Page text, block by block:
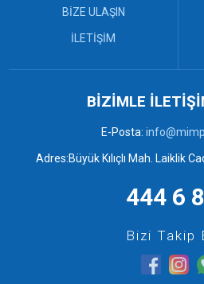
BİZE ULAŞIN
İLETİŞİM
BİZİMLE
E-Posta:
Adres:Büyük Kılıçlı Mah. Laiklik
444 6
Bizi Takip